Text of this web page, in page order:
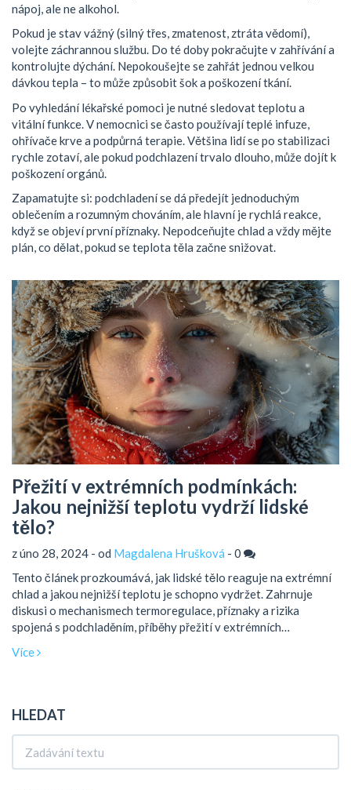
nápoj, ale ne alkohol.
Pokud je stav vážný (silný třes, zmatenost, ztráta vědomí),
volejte záchrannou službu. Do té doby pokračujte v zahřívání a
kontrolujte dýchání. Nepokoušejte se zahřát jednou velkou
dávkou tepla – to může způsobit šok a poškození tkání.
Po vyhledání lékařské pomoci je nutné sledovat teplotu a
vitální funkce. V nemocnici se často používají teplé infuze,
ohřívače krve a podpůrná terapie. Většina lidí se po stabilizaci
rychle zotaví, ale pokud podchlazení trvalo dlouho, může dojít k
poškození orgánů.
Zapamatujte si: podchladení se dá předejít jednoduchým
oblečením a rozumným chováním, ale hlavní je rychlá reakce,
když se objeví první příznaky. Nepodceňujte chlad a vždy mějte
plán, co dělat, pokud se teplota těla začne snižovat.
Přežití v extrémních podmínkách:
Jakou nejnižší teplotu vydrží lidské
tělo?
z úno 28, 2024 - od Magdalena Hrušková - 0
Tento článek prozkoumává, jak lidské tělo reaguje na extrémní
chlad a jakou nejnižší teplotu je schopno vydržet. Zahrnuje
diskusi o mechanismech termoregulace, příznaky a rizika
spojená s podchladěním, příběhy přežití v extrémních
Čtenáři získají ucelený přehled o výzvách, které nízké teploty
Více
HLEDAT